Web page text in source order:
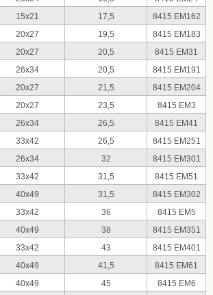
15x21 17,5
8415 EM162
20x27 19,5
8415 EM183
20x27 20,5
8415 EM31
26x34 20,5
8415 EM191
20x27 21,5
8415 EM204
20x27 23,5
8415 EM3
26x34 26,5
8415 EM41
33x42 26,5
8415 EM251
26x34 32
8415 EM301
33x42 31,5
8415 EM51
40x49 31,5
8415 EM302
33x42 36
8415 EM5
40x49 38
8415 EM351
33x42 43
8415 EM401
40x49 41,5
8415 EM61
40x49 45
8415 EM6